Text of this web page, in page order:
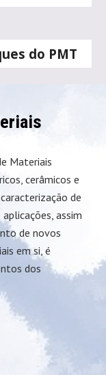
do PMT
Materiais
cerâmicos e
de
assim
de novos
em si, é
dos